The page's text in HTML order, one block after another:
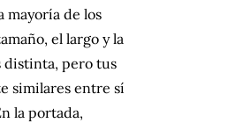
mayoría de los
el largo y la
distinta, pero tus
similares entre sí
la portada,